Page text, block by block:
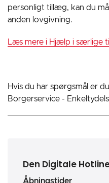
personligt tillæg, kan du
anden lovgivning.
Læs mere i Hjælp i særlige
Hvis du har spørgsmål er
Borgerservice -
Den Digitale
Åbningstider